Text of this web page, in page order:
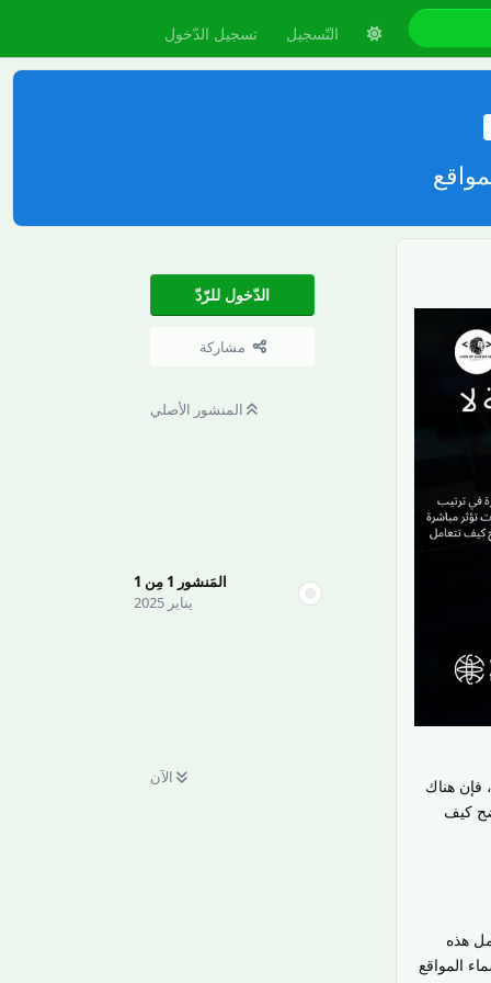
التّسجيل تسجيل الدّخول
الدّخول للرّدّ
مشاركة
المنشور الأصلي
المَنشور 1 مِن 1
يناير 2025
الآن
فإن هناك
كيف
هذه
المواقع